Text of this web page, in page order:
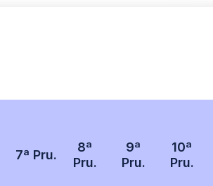
7ª Pru.
8ª
Pru.
9ª
Pru.
10ª
Pru.